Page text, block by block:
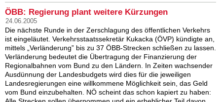
ÖBB: Regierung plant weitere Kürzungen
24.06.2005
Die nächste Runde in der Zerschlagung des öffentlichen Verkehrs
ist eingeläutet. Verkehrsstaatssekretär Kukacka (ÖVP) kündigte an,
mittels „Verländerung” bis zu 37 ÖBB-Strecken schließen zu lassen.
Verländerung bedeutet die Übertragung der Finanzierung der
Regionalbahnen vom Bund zu den Ländern. In Zeiten wachsender
Ausdünnung der Landesbudgets wird dies für die jeweiligen
Landesregierungen eine willkommene Möglichkeit sein, das Geld
vom Bund einzubehalten. NÖ scheint das schon kapiert zu haben: